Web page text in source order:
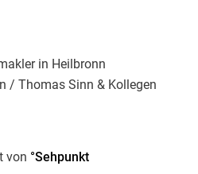
in Heilbronn
/ Thomas Sinn & Kollegen
von °Sehpunkt